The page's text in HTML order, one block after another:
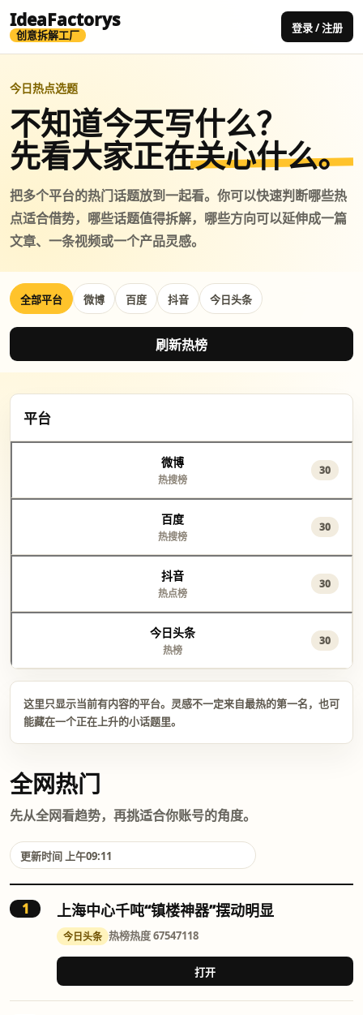
IdeaFactorys
创意拆解工厂
登录 / 注册
今日热点选题
不知道今天写什么？
先看大家正在关心什么。
把多个平台的热门话题放到一起看。你可以快速判断哪些热
点适合借势，哪些话题值得拆解，哪些方向可以延伸成一篇
文章、一条视频或一个产品灵感。
全部平台 微博 百度 抖音 今日头条
刷新热榜
平台
微博
热搜榜
30
百度
热搜榜
30
抖音
热点榜
30
今日头条
热榜
30
这里只显示当前有内容的平台。灵感不一定来自最热的第一名，也可
能藏在一个正在上升的小话题里。
全网热门
先从全网看趋势，再挑适合你账号的角度。
更新时间 上午09:11
1 上海中心千吨“镇楼神器”摆动明显
今日头条 热榜热度 67547118
打开